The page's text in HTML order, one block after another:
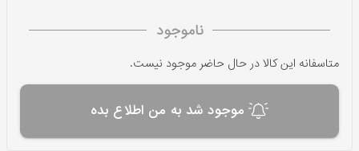
ناموجود
متاسفانه این کالا در حال حاضر موجود نیست.
موجود شد به من اطلاع بده